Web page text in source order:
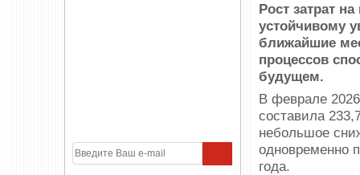
Рост затрат
устойчивому
ближайшие
процессов
будущем.
В феврале
составила
небольшое
одновременно
года.